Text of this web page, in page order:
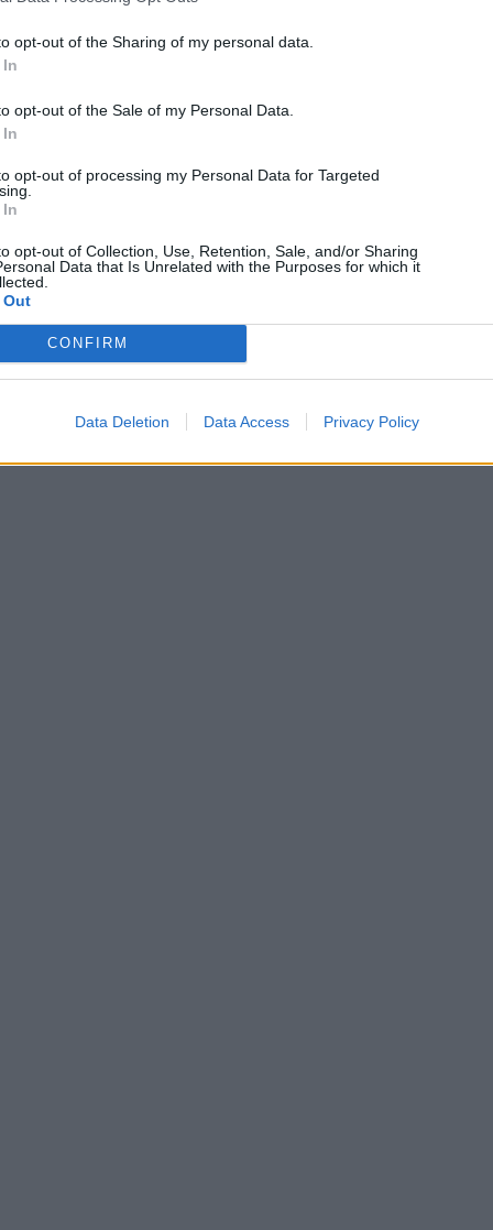
opt-out of the Sharing of my personal data.
opt-out of the Sale of my Personal Data.
opt-out of processing my Personal Data for Targeted
opt-out of Collection, Use, Retention, Sale, and/or Sharing
Data that Is Unrelated with the Purposes for which it
CONFIRM
Data Deletion Data Access Privacy Policy